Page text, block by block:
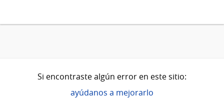
Si encontraste algún error en este sitio:
ayúdanos a mejorarlo